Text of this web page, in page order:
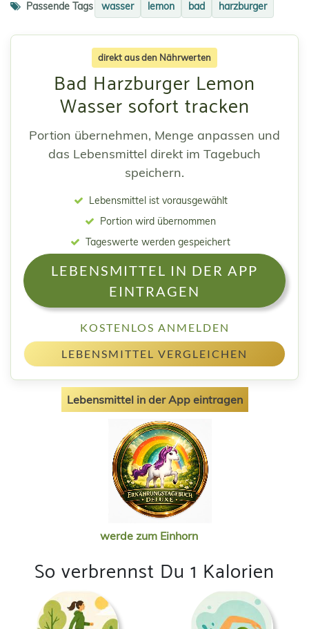
Passende Tags wasser lemon bad harzburger
direkt aus den Nährwerten
Bad Harzburger Lemon
Wasser sofort tracken
Portion übernehmen, Menge anpassen und
das Lebensmittel direkt im Tagebuch
speichern.
Lebensmittel ist vorausgewählt
Portion wird übernommen
Tageswerte werden gespeichert
LEBENSMITTEL IN DER APP
EINTRAGEN
KOSTENLOS ANMELDEN
LEBENSMITTEL VERGLEICHEN
Lebensmittel in der App eintragen
werde zum Einhorn
So verbrennst Du 1 Kalorien